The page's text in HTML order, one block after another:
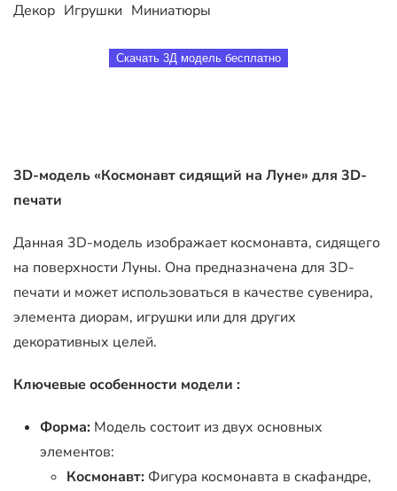
Декор Игрушки Миниатюры
Скачать 3Д модель бесплатно
3D-модель «Космонавт сидящий на Луне» для 3D-
печати
Данная 3D-модель изображает космонавта, сидящего
на поверхности Луны. Она предназначена для 3D-
печати и может использоваться в качестве сувенира,
элемента диорам, игрушки или для других
декоративных целей.
Ключевые особенности модели :
Форма: Модель состоит из двух основных
элементов:
Космонавт: Фигура космонавта в скафандре,